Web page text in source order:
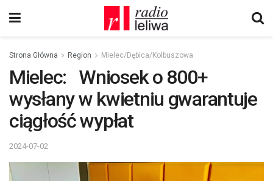
Strona Główna Region Mielec/Dębica/Kolbuszowa
Mielec: Wniosek o 800+
wysłany w kwietniu gwarantuje
ciągłość wypłat
2024-07-02